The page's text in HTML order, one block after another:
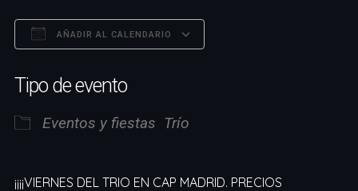
AÑADIR AL CALENDARIO
Tipo de evento
Eventos y fiestas Trío
¡¡¡¡VIERNES DEL TRIO EN CAP MADRID. PRECIOS